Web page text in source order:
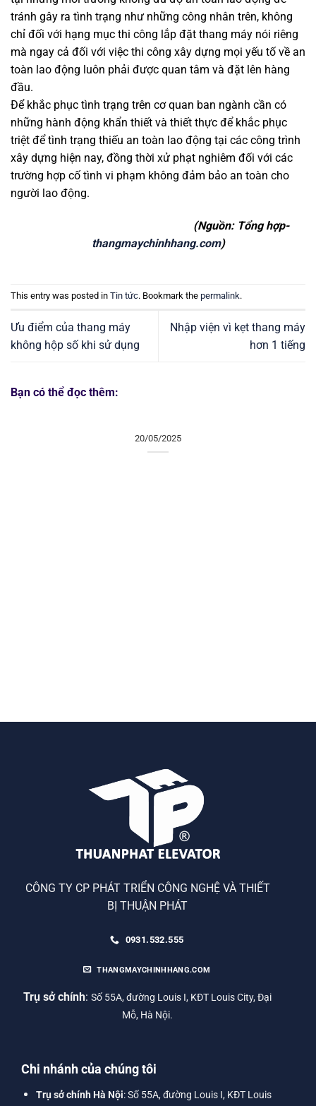
tránh gây ra tình trạng như những công nhân trên, không
chỉ đối với hạng mục thi công lắp đặt thang máy nói riêng
mà ngay cả đối với việc thi công xây dựng mọi yếu tố về an
toàn lao động luôn phải được quan tâm và đặt lên hàng
đầu.
Để khắc phục tình trạng trên cơ quan ban ngành cần có
những hành động khẩn thiết và thiết thực để khắc phục
triệt để tình trạng thiếu an toàn lao động tại các công trình
xây dựng hiện nay, đồng thời xử phạt nghiêm đối với các
trường hợp cố tình vi phạm không đảm bảo an toàn cho
người lao động.
(Nguồn: Tổng hợp-
thangmaychinhhang.com)
This entry was posted in Tin tức. Bookmark the permalink.
Ưu điểm của thang máy
không hộp số khi sử dụng
Nhập viện vì kẹt thang máy
hơn 1 tiếng
Bạn có thể đọc thêm:
20/05/2025
CÔNG TY CP PHÁT TRIỂN CÔNG NGHỆ VÀ THIẾT
BỊ THUẬN PHÁT
0931.532.555
THANGMAYCHINHHANG.COM
Trụ sở chính: Số 55A, đường Louis I, KĐT Louis City, Đại
Mỗ, Hà Nội.
Chi nhánh của chúng tôi
Trụ sở chính Hà Nội: Số 55A, đường Louis I, KĐT Louis